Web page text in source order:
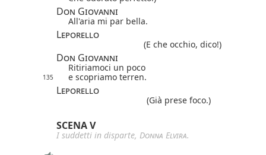
Don Giovanni
All'aria mi par bella.
Leporello
(E che occhio, dico!)
Don Giovanni
Ritiriamoci un poco
135 e scopriamo terren.
Leporello
(Già prese foco.)
SCENA V
I suddetti in disparte, Donna Elvira.